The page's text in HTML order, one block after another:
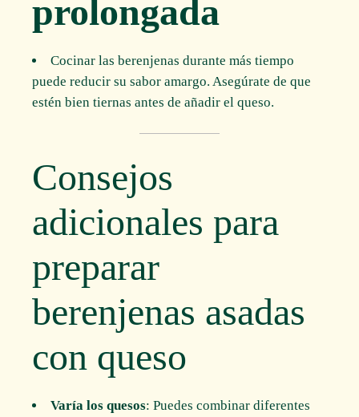
prolongada
Cocinar las berenjenas durante más tiempo
puede reducir su sabor amargo. Asegúrate de que
estén bien tiernas antes de añadir el queso.
Consejos
adicionales para
preparar
berenjenas asadas
con queso
Varía los quesos: Puedes combinar diferentes